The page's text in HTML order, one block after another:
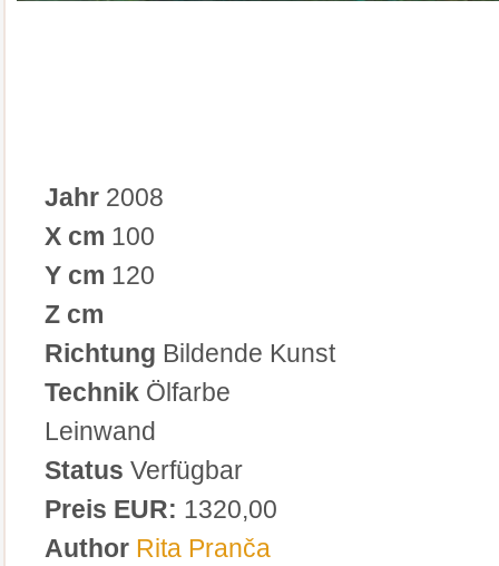
Jahr 2008
X cm 100
Y cm 120
Z cm
Richtung Bildende Kunst
Technik Ölfarbe
Leinwand
Status Verfügbar
Preis EUR: 1320,00
Author Rita Pranča